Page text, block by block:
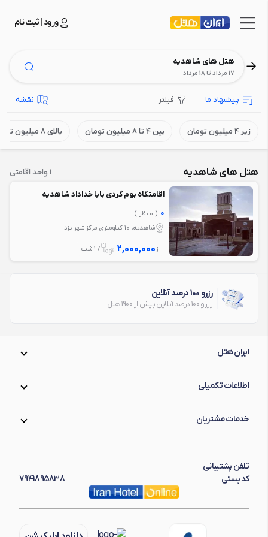
ورود | ثبت نام
هتل های شاهدیه
17 مرداد تا 18 مرداد
پیشنهاد ما فیلتر نقشه
زیر 4 میلیون تومان بین 4 تا 8 میلیون تومان بالای 8 میلیون تومان
هتل های شاهدیه 1 واحد اقامتی
اقامتگاه بوم گردی بابا خداداد شاهدیه
0 ( 0 نظر )
شاهدیه، 10 کیلومتری مرکز شهر یزد
از 2,000,000 / 1 شب
رزرو 100 درصد آنلاین
رزرو 100 درصد آنلاین بیش از 1900 هتل
ایران هتل
اطلاعات تکمیلی
خدمات مشتریان
تلفن پشتیبانی
کد پستی
7941895838